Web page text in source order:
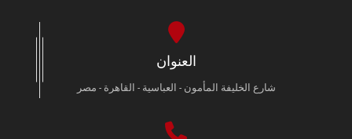
العنوان
شارع الخليفة المأمون - العباسية - القاهرة - مصر